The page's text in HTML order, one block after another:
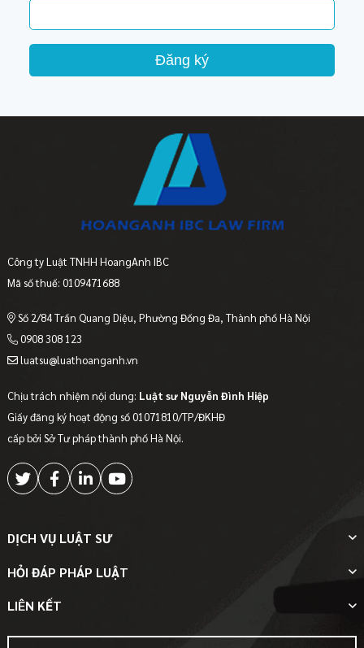
Đăng ký
Công ty Luật TNHH HoangAnh IBC
Mã số thuế: 0109471688
Số 2/84 Trần Quang Diệu, Phường Đống Đa, Thành phố Hà Nội
0908 308 123
luatsu@luathoanganh.vn
Chịu trách nhiệm nội dung: Luật sư Nguyễn Đình Hiệp
Giấy đăng ký hoạt động số 01071810/TP/ĐKHĐ
cấp bởi Sở Tư pháp thành phố Hà Nội.
DỊCH VỤ LUẬT SƯ
HỎI ĐÁP PHÁP LUẬT
LIÊN KẾT